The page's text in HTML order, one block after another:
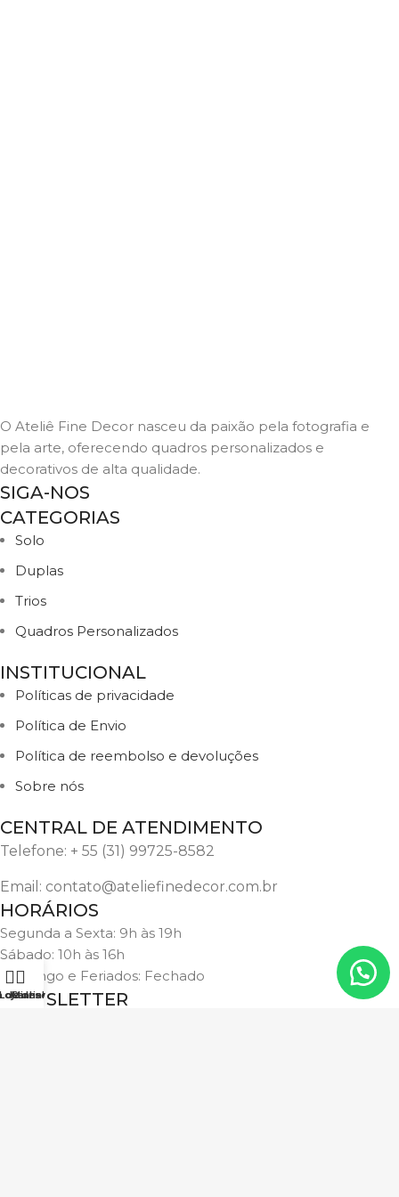
O Ateliê Fine Decor nasceu da paixão pela fotografia e
pela arte, oferecendo quadros personalizados e
decorativos de alta qualidade.
SIGA-NOS
CATEGORIAS
Solo
Duplas
Trios
Quadros Personalizados
INSTITUCIONAL
Políticas de privacidade
Política de Envio
Política de reembolso e devoluções
Sobre nós
CENTRAL DE ATENDIMENTO
Telefone: + 55 (31) 99725-8582
Email: contato@ateliefinedecor.com.br
HORÁRIOS
Segunda a Sexta: 9h às 19h
Sábado: 10h às 16h
Domingo e Feriados: Fechado
NEWSLETTER
Loja
de desejos
Carrinho
Minha conta